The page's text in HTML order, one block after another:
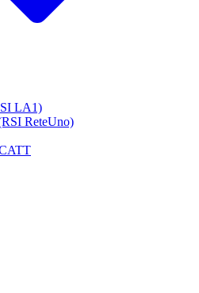
LA1)
ReteUno)